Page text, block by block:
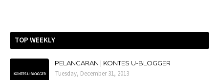
TOP WEEKLY
PELANCARAN | KONTES U-BLOGGER
Tuesday, December 31, 2013